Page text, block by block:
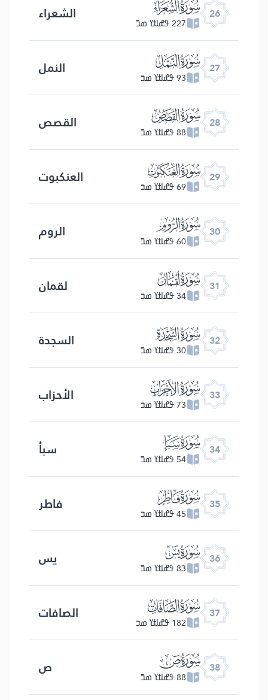
26 ﮦ
227 ߟߝߊߙߌ ߘߏ߫ الشعراء
27 ﮧ
93 ߟߝߊߙߌ ߘߏ߫ النمل
28 ﮨ
88 ߟߝߊߙߌ ߘߏ߫ القصص
29 ﮩ
69 ߟߝߊߙߌ ߘߏ߫ العنكبوت
30 ﮪ
60 ߟߝߊߙߌ ߘߏ߫ الروم
31 ﮫ
34 ߟߝߊߙߌ ߘߏ߫ لقمان
32 ﮬ
30 ߟߝߊߙߌ ߘߏ߫ السجدة
33 ﮭ
73 ߟߝߊߙߌ ߘߏ߫ الأحزاب
34 ﮮ
54 ߟߝߊߙߌ ߘߏ߫ سبأ
35 ﮯ
45 ߟߝߊߙߌ ߘߏ߫ فاطر
36 ﮰ
83 ߟߝߊߙߌ ߘߏ߫ یس
37 ﮱ
182 ߟߝߊߙߌ ߘߏ߫ الصافات
38 ﯓ
88 ߟߝߊߙߌ ߘߏ߫ ص